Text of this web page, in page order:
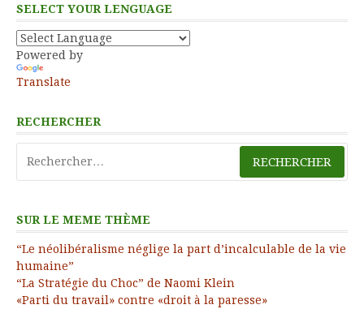
SELECT YOUR LENGUAGE
Powered by
Translate
RECHERCHER
SUR LE MEME THÈME
“Le néolibéralisme néglige la part d’incalculable de la vie
humaine”
“La Stratégie du Choc” de Naomi Klein
«Parti du travail» contre «droit à la paresse»